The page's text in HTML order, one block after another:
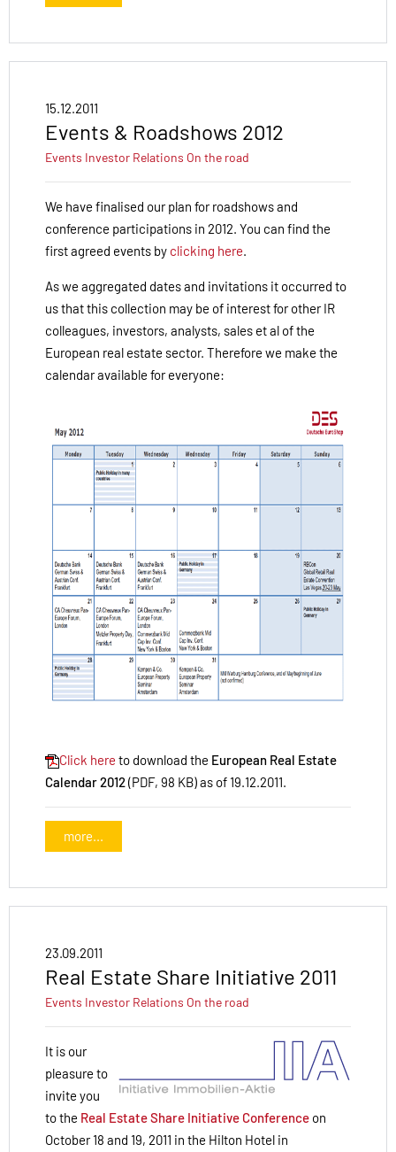
15.12.2011
Events & Roadshows 2012
Events Investor Relations On the road
We have finalised our plan for roadshows and
conference participations in 2012. You can find the
first agreed events by clicking here
As we aggregated dates and invitations it occurred to
us that this collection may be of interest for other IR
colleagues, investors, analysts, sales et al of the
European real estate sector. Therefore we make the
calendar available for everyone:
Click here to download the European Real Estate
Calendar 2012 (PDF, 98 KB) as of 19.12.2011.
more...
23.09.2011
Real Estate Share Initiative 2011
Events Investor Relations On the road
It is our
pleasure to
invite you
to the Real Estate Share Initiative Conference on
October 18 and 19, 2011 in the Hilton Hotel in